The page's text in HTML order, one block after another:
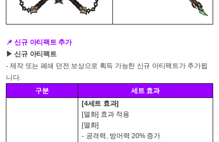
📌 신규 아티팩트 추가
▶ 신규 아티팩트
- 제작 또는 폐쇄 던전 보상으로 획득 가능한 신규 아티팩트가 추가됩
니다.
구분
세트 효과
[4세트 효과]
[멸화] 효과 적용
[멸화]
- 공격력, 방어력 20% 증가